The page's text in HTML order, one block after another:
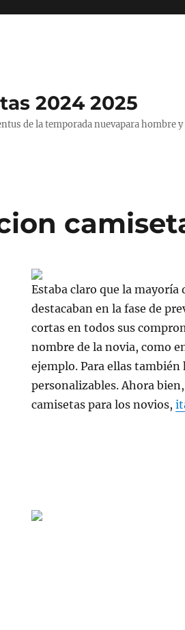
2024 2025
de la temporada nuevapara hombre
Estaba claro que la mayoría
destacaban en la fase de
cortas en todos sus
nombre de la novia, como
ejemplo. Para ellas
personalizables. Ahora
camisetas para los novios,